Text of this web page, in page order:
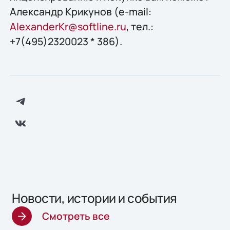
Александр Крикунов (e-mail:
AlexanderKr@softline.ru, тел.:
+7(495)2320023 * 386).
Новости, истории и события
Смотреть все